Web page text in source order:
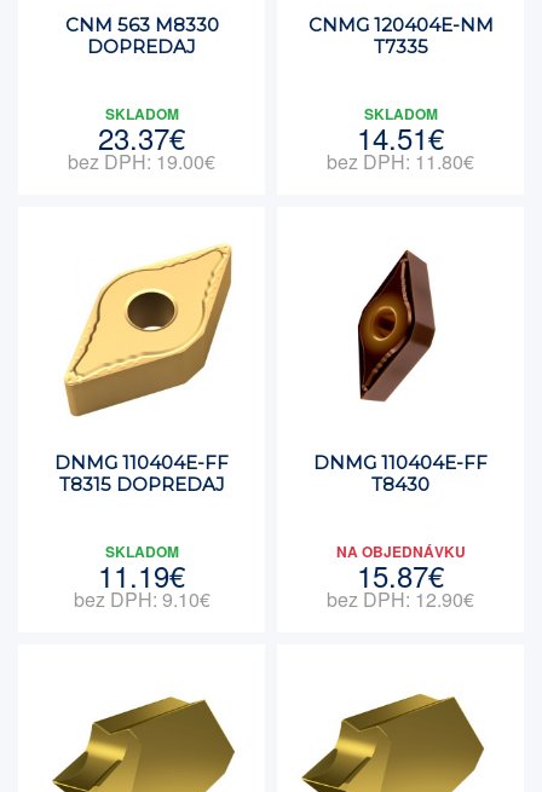
CNM 563 M8330
DOPREDAJ
SKLADOM
23.37€
bez DPH: 19.00€
CNMG 120404E-NM
T7335
SKLADOM
14.51€
bez DPH: 11.80€
DNMG 110404E-FF
T8315 DOPREDAJ
SKLADOM
11.19€
bez DPH: 9.10€
DNMG 110404E-FF
T8430
NA OBJEDNÁVKU
15.87€
bez DPH: 12.90€